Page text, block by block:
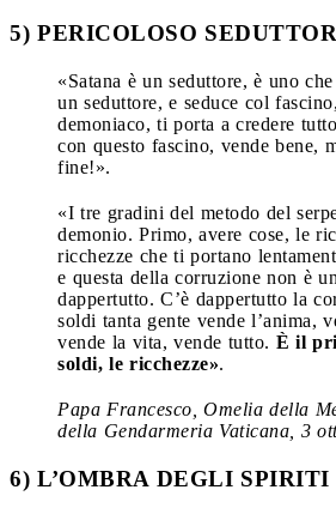
5) PERICOLOSO
«Satana è un seduttore, è uno
un seduttore, e seduce col
demoniaco, ti porta a credere
con questo fascino, vende bene,
fine!».
«I tre gradini del metodo del
demonio. Primo, avere cose, le
ricchezze che ti portano
e questa della corruzione non è
dappertutto. C’è dappertutto la
soldi tanta gente vende l’anima,
vende la vita, vende tutto. È il
soldi, le ricchezze».
Papa Francesco, Omelia della
della Gendarmeria Vaticana, 3
6) L’OMBRA DEGLI